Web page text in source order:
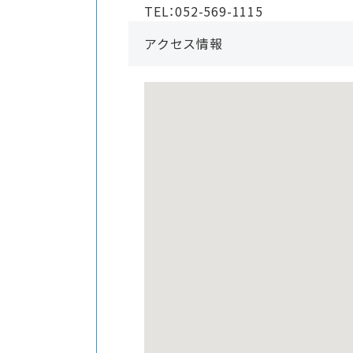
TEL：052-569-1115
アクセス情報